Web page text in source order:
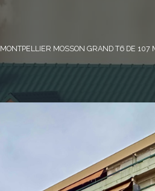
MONTPELLIER MOSSON GRAND T6 DE 107